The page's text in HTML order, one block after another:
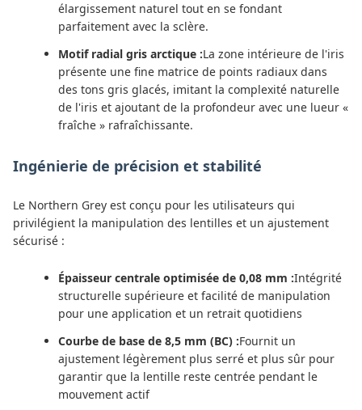
élargissement naturel tout en se fondant
parfaitement avec la sclère.
Motif radial gris arctique :La zone intérieure de l'iris
présente une fine matrice de points radiaux dans
des tons gris glacés, imitant la complexité naturelle
de l'iris et ajoutant de la profondeur avec une lueur «
fraîche » rafraîchissante.
Ingénierie de précision et stabilité
Le Northern Grey est conçu pour les utilisateurs qui
privilégient la manipulation des lentilles et un ajustement
sécurisé :
Épaisseur centrale optimisée de 0,08 mm :Intégrité
structurelle supérieure et facilité de manipulation
pour une application et un retrait quotidiens
Courbe de base de 8,5 mm (BC) :Fournit un
ajustement légèrement plus serré et plus sûr pour
garantir que la lentille reste centrée pendant le
mouvement actif